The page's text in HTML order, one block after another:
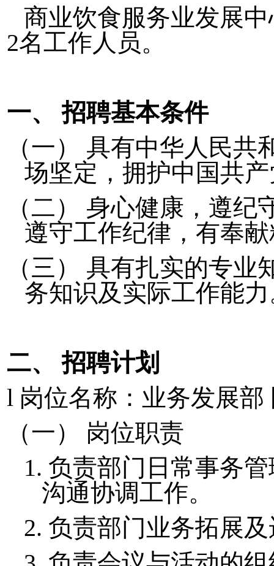
商业饮食服务业发展
2名工作人员。
一、招聘基本条件
（一） 具有中华人民共
场坚定，拥护中国共
（二） 身心健康，遵纪
遵守工作纪律，有奉
（三） 具有扎实的专业
务知识及实际工作能
二、招聘计划
l 岗位名称： 业务发展部
（一） 岗位职责
1. 负责部门日常事务
沟通协调工作。
2. 负责部门业务拓展